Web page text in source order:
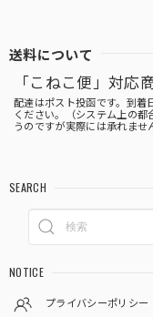
送料について
「こねこ便」対応
配達はポスト投函です。到着
ください。（システム上の
うのですが実際には承れませ
SEARCH
NOTICE
プライバシーポリシー